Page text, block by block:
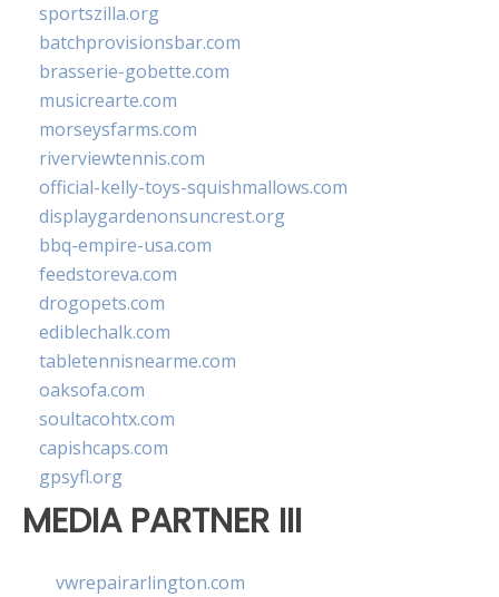
sportszilla.org
batchprovisionsbar.com
brasserie-gobette.com
musicrearte.com
morseysfarms.com
riverviewtennis.com
official-kelly-toys-squishmallows.com
displaygardenonsuncrest.org
bbq-empire-usa.com
feedstoreva.com
drogopets.com
ediblechalk.com
tabletennisnearme.com
oaksofa.com
soultacohtx.com
capishcaps.com
gpsyfl.org
MEDIA PARTNER III
vwrepairarlington.com